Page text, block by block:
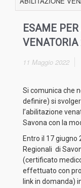
ESAME
11 Maggio 2022
Si comunica che
definire) si
l’abilitazione
Savona con la
Entro il 17 giugno
Regionali di
(certificato
effettuato con
link in domanda)